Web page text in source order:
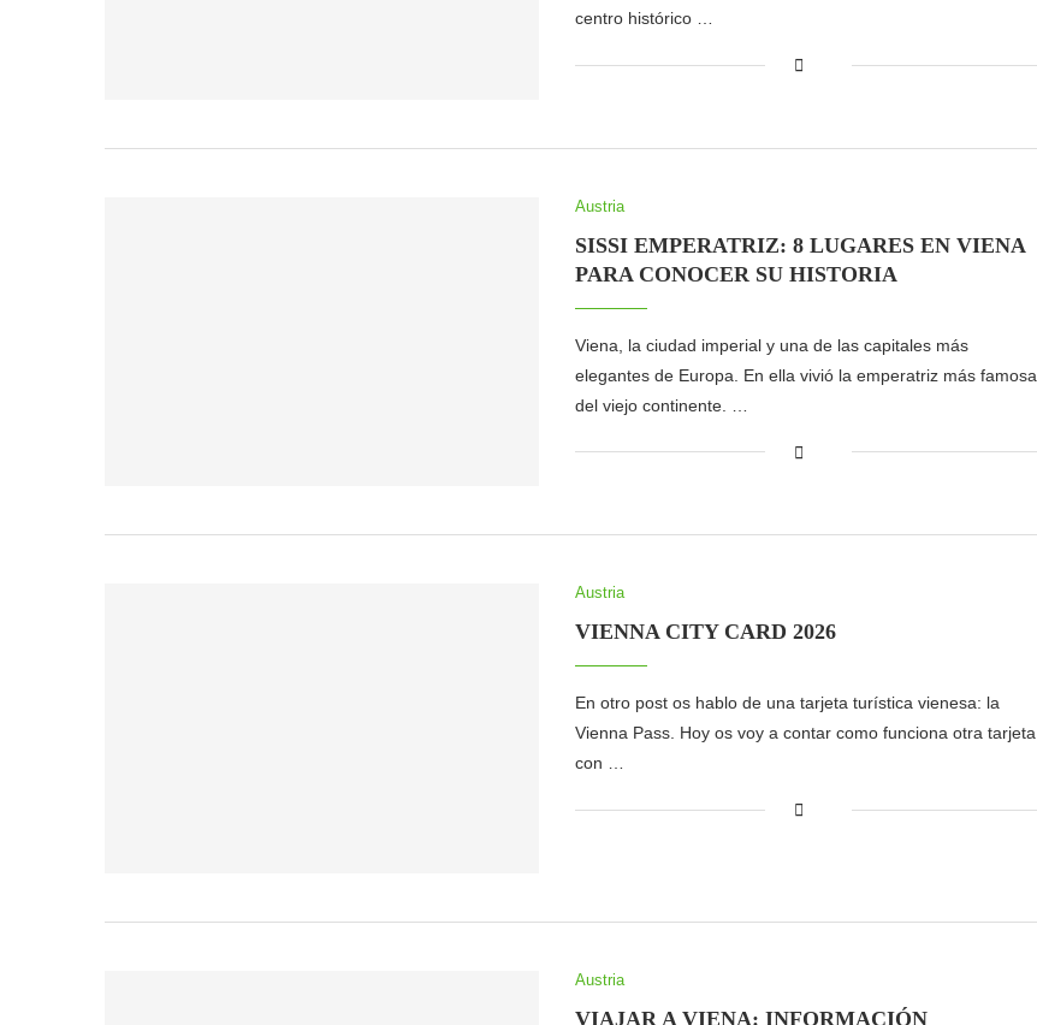
centro histórico …
Austria
SISSI EMPERATRIZ: 8 LUGARES EN VIENA
PARA CONOCER SU HISTORIA
Viena, la ciudad imperial y una de las capitales más
elegantes de Europa. En ella vivió la emperatriz más famosa
del viejo continente. …
Austria
VIENNA CITY CARD 2026
En otro post os hablo de una tarjeta turística vienesa: la
Vienna Pass. Hoy os voy a contar como funciona otra tarjeta
con …
Austria
VIAJAR A VIENA: INFORMACIÓN